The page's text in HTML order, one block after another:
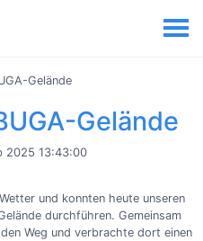
Gelände
Gelände
2025 13:43:00
und konnten heute unseren
durchführen. Gemeinsam
Weg und verbrachte dort einen